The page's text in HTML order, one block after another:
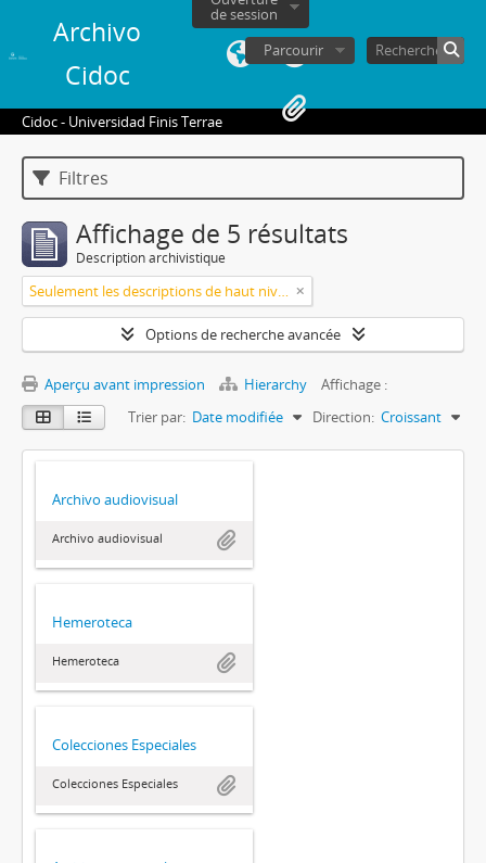
Archivo
Cidoc
de session
Parcourir
Cidoc - Universidad Finis Terrae
Filtres
Affichage de 5 résultats
Description archivistique
Seulement les descriptions de haut niveau
Options de recherche avancée
Aperçu avant impression Hierarchy
Affichage :
Trier par: Date modifiée Direction: Croissant
Archivo audiovisual
Archivo audiovisual
Hemeroteca
Hemeroteca
Colecciones Especiales
Colecciones Especiales